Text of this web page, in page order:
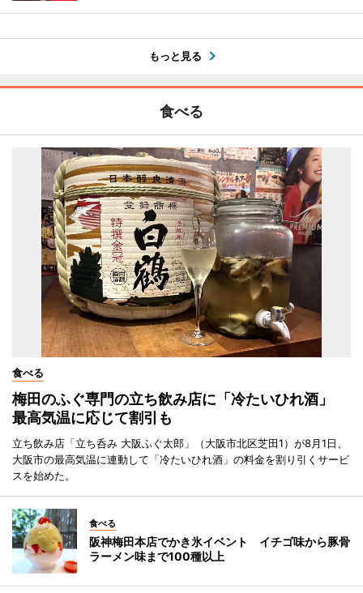
もっと見る
食べる
食べる
梅田のふぐ専門の立ち飲み店に「冷たいひれ酒」
最高気温に応じて割引も
立ち飲み店「立ち呑み 大阪ふぐ太郎」（大阪市北区芝田1）が8月1日、
大阪市の最高気温に連動して「冷たいひれ酒」の料金を割り引くサービ
スを始めた。
食べる
阪神梅田本店でかき氷イベント イチゴ味から豚骨
ラーメン味まで100種以上